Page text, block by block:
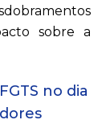
sobre a
no dia